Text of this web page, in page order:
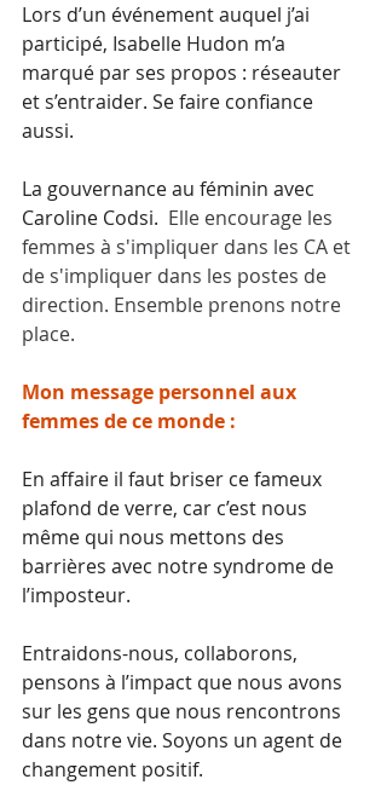
Lors d’un événement auquel j’ai
participé, Isabelle Hudon m’a
marqué par ses propos : réseauter
et s’entraider. Se faire confiance
aussi.
La gouvernance au féminin avec
Caroline Codsi. Elle encourage les
femmes à s'impliquer dans les CA et
de s'impliquer dans les postes de
direction. Ensemble prenons notre
place.
Mon message personnel aux
femmes de ce monde :
En affaire il faut briser ce fameux
plafond de verre, car c’est nous
même qui nous mettons des
barrières avec notre syndrome de
l’imposteur.
Entraidons-nous, collaborons,
pensons à l’impact que nous avons
sur les gens que nous rencontrons
dans notre vie. Soyons un agent de
changement positif.